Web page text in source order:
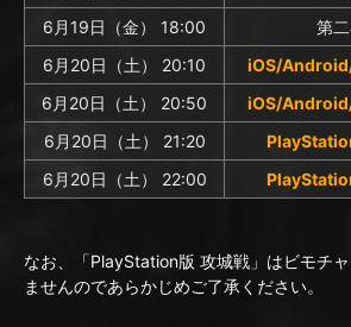
6月19日（金） 18:00
第
6月20日（土） 20:10
iOS/
6月20日（土） 20:50
iOS/
6月20日（土） 21:20
6月20日（土） 22:00
なお、「PlayStation版 攻城戦」はビモチ
ませんのであらかじめご了承ください。